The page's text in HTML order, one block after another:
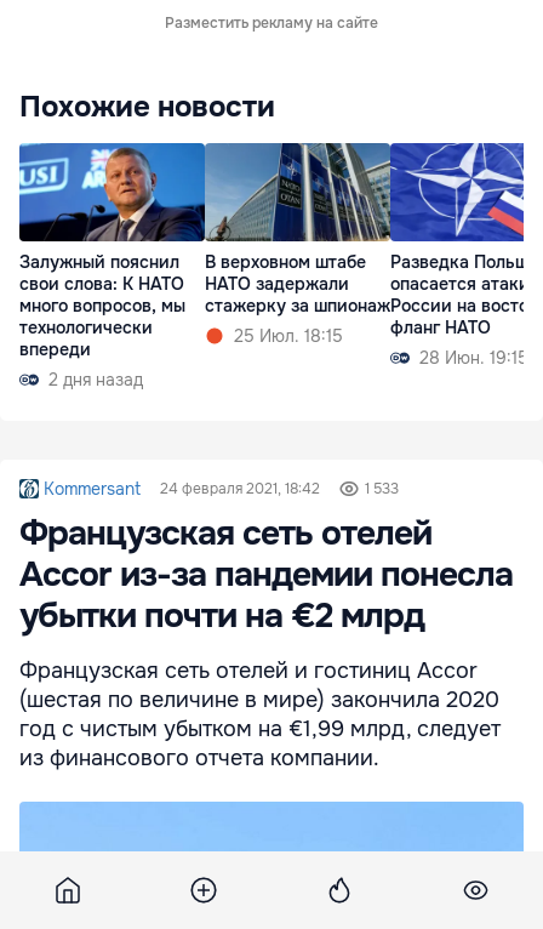
Разместить рекламу на сайте
Похожие новости
Залужный пояснил
свои слова: К НАТО
много вопросов, мы
технологически
впереди
2 дня назад
В верховном штабе
НАТО задержали
стажерку за шпионаж
25 Июл. 18:15
Разведка Польши
опасается атаки
России на
фланг НАТО
28 Июн. 19:15
Kommersant 24 февраля 2021, 18:42 1 533
Французская сеть отелей
Accor из-за пандемии понесла
убытки почти на €2 млрд
Французская сеть отелей и гостиниц Accor
(шестая по величине в мире) закончила 2020
год с чистым убытком на €1,99 млрд, следует
из финансового отчета компании.